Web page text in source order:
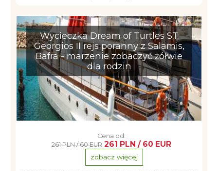
Wycieczka Dream of Turtles ST
Georgios II rejs poranny z Salamis,
Bafra - marzenie zobaczyć żółwie
dla rodzin
Cena od:
261 PLN / 60 EUR 261 PLN / 60 EUR
zobacz więcej